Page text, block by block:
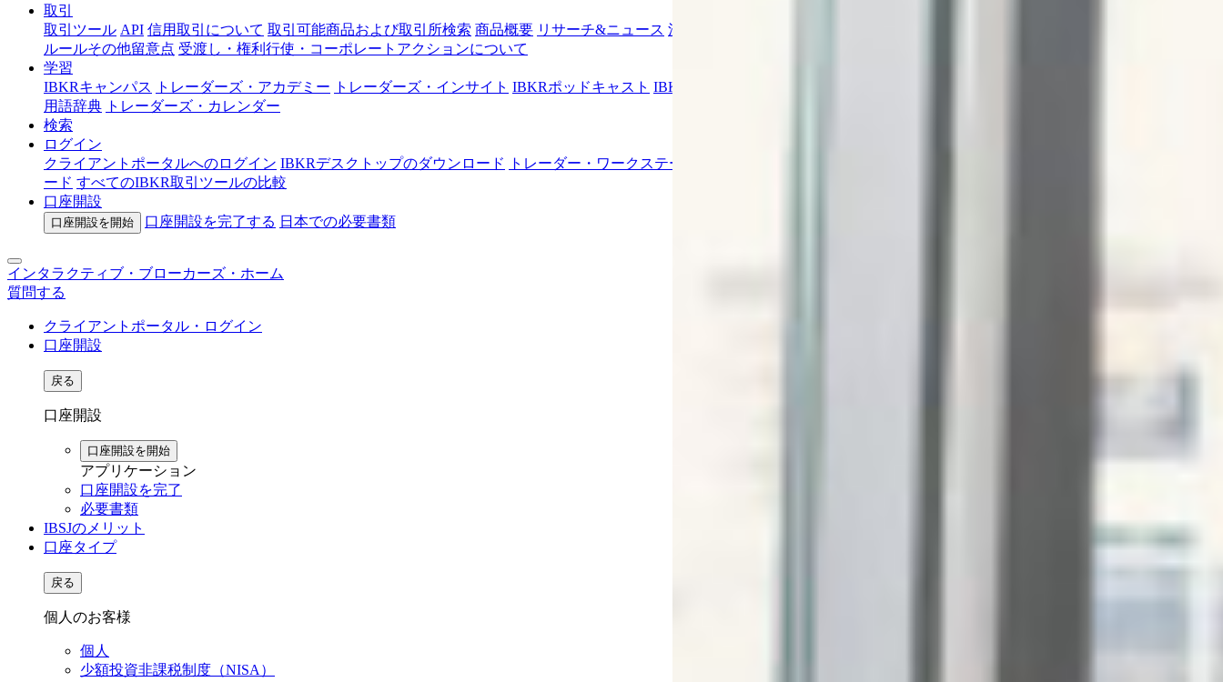
取引
取引ツール API 信用取引について 取引可能商品および取引所検索 商品概要 リサーチ&ニュース 注文タイプ
ルールその他留意点 受渡し・権利行使・コーポレートアクションについて
学習
IBKRキャンパス
トレーダーズ・アカデミー トレーダーズ・インサイト IBKRポッドキャスト IBKR金融アナリストのブログ
用語辞典 トレーダーズ・カレンダー
検索
ログイン
クライアントポータルへのログイン IBKRデスクトップのダウンロード トレーダー・ワークステーションのダウンロード
ード すべてのIBKR取引ツールの比較
口座開設
口座開設を開始 口座開設を完了する 日本での必要書類
インタラクティブ・ブローカーズ・ホーム
質問する
クライアントポータル・ログイン
口座開設
戻る
口座開設
口座開設を開始
アプリケーション
口座開設を完了
必要書類
IBSJのメリット
口座タイプ
戻る
個人のお客様
個人
少額投資非課税制度（NISA）